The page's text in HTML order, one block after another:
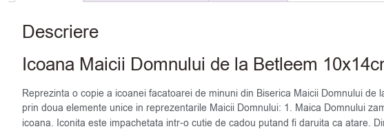
Descriere
Icoana Maicii Domnului de la Betleem
Reprezinta o copie a icoanei facatoarei de minuni din Biserica Maicii Domnului
prin doua elemente unice in reprezentarile Maicii Domnului: 1. Maica Domnului
icoana. Iconita este impachetata intr-o cutie de cadou putand fi daruita ca atare.